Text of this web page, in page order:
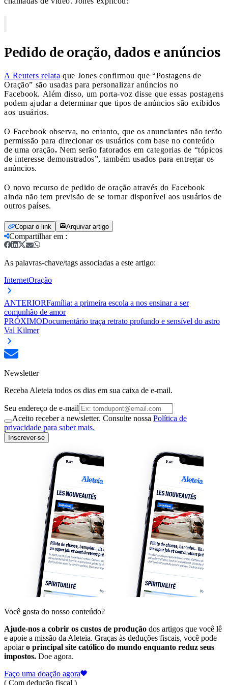
Pedido de oração, dados e anúncios
A Reuters relata que Jones confirmou que “Postagens de
Oração” são usadas para personalizar anúncios no
Facebook. Além disso, um porta-voz disse que essas postagens
podem ajudar a determinar que tipos de anúncios são exibidos
aos usuários.
O Facebook observa, no entanto, que os anunciantes não terão
permissão para direcionar os usuários com base no conteúdo
de uma oração. Nem serão fatorados em categorias de “tópicos
de interesse demonstrados”, também usados ​​para entregar os
anúncios.
O novo recurso de pedido de oração através do Facebook
ainda não tem previsão de se tornar disponível aos usuários de
outros países.
Copiar o link Arquivar artigo
Compartilhar em :
As palavras-chave/tags associadas a este artigo:
InternetOração
ANTERIORFamília: a primeira escola a nos ensinar a ser
comunhão de amor
PRÓXIMODocumentário traça retrato profundo e sensível do astro
Val Kilmer
Newsletter
Receba Aleteia todos os dias em sua caixa de e-mail.
Seu endereço de e-mail
Aceito receber a newsletter. Consulte nossa Política de
privacidade para saber mais.
Inscrever-se
Você gosta do nosso conteúdo?
Ajude-nos a cobrir os custos de produção dos artigos que você lê
e apoie a missão da Aleteia. Graças às deduções fiscais, você pode
apoiaro principal site católico do mundo enquanto reduz seus
impostos. Doe agora.
Faço uma doação agora
( Com dedução fiscal )